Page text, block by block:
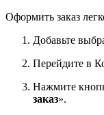
Оформить заказ
Добавьте
Перейдите в
Нажмите
заказ».